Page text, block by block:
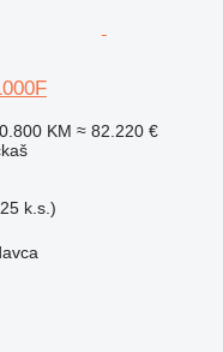
KM ≈ 82.220 €
k.s.)